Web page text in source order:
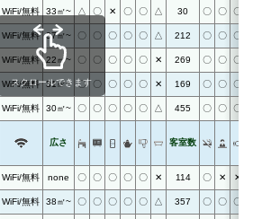
WiFi/無料 33㎡~ △ 〇 ✕ 〇 〇 △ 30 〇 〇 〇
WiFi/無料 37㎡~ 〇 〇 〇 〇 〇 △ 212 〇 〇 〇
WiFi/無料 22㎡~ 〇 〇 〇 〇 〇 ✕ 269 〇 〇 〇
WiFi/無料 31㎡~ 〇 〇 〇 〇 〇 ✕ 169 〇 〇 〇
WiFi/無料 30㎡~ 〇 〇 〇 〇 〇 △ 455 〇 〇 〇
広さ 客室数
WiFi/無料 none 〇 〇 〇 〇 〇 ✕ 114 〇 ✕ ✕
WiFi/無料 38㎡~ 〇 〇 〇 〇 〇 △ 357 〇 〇 〇
スクロールできます